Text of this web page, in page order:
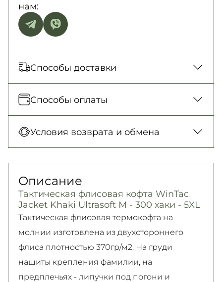
нам:
Способы доставки
Отправка каждый день. Наложенный
платеж только для заказов от 500 грн.
150 грн. / 1-2 дня
300 грн. / 1-2 дня
Самовывоз
Безкоштовно
Подробнее
Способы оплаты
картой в отделении, Картой онлайн, Google
Pay, PrivatPay, Visa, Mastercard.
Подробнее
Условия возврата и обмена
Подробно об условиях возврата и обмена
читайте настранице
Подробнее
Описание
Тактическая флисовая кофта WinTac
Jacket Khaki Ultrasoft М - 300 хаки - 5XL
Тактическая флисовая термокофта на
молнии изготовлена из двухстороннего
флиса плотностью 370гр/м2. На груди
нашиты крепления фамилии, на
предплечьях - липучки под погони и